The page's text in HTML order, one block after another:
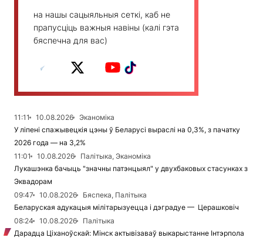
на нашы сацыяльныя сеткі, каб не
прапусціць важныя навіны (калі гэта
бяспечна для вас)
11:11 10.08.2026
Эканоміка
У ліпені спажывецкія цэны ў Беларусі выраслі на 0,3%, з пачатку
2026 года — на 3,2%
11:01
10.08.2026
Палітыка, Эканоміка
Лукашэнка бачыць "значны патэнцыял" у двухбаковых стасунках з
Эквадорам
09:47
10.08.2026
Бяспека, Палітыка
Беларуская адукацыя мілітарызуецца і дэградуе — Церашковіч
08:24
10.08.2026
Палітыка
Дарадца Ціханоўскай: Мінск актывізаваў выкарыстанне Інтэрпола